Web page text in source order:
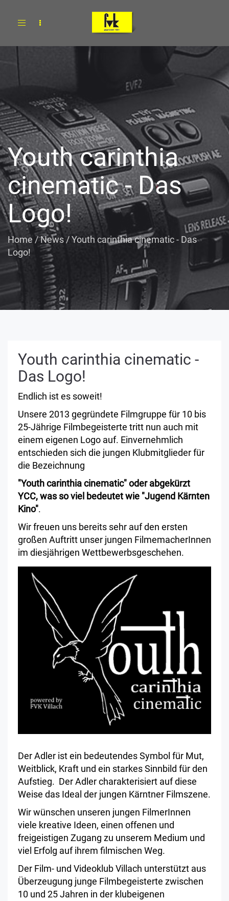
Toggle
Youth carinthia
cinematic - Das
Logo!
Home /News/Youth carinthia cinematic - Das
Logo!
Youth carinthia cinematic -
Das Logo!
Endlich ist es soweit!
Unsere 2013 gegründete Filmgruppe für 10 bis
25-Jährige Filmbegeisterte tritt nun auch mit
einem eigenen Logo auf. Einvernehmlich
entschieden sich die jungen Klubmitglieder für
die Bezeichnung
"Youth carinthia cinematic" oder abgekürzt
YCC, was so viel bedeutet wie "Jugend Kärnten
Kino".
Wir freuen uns bereits sehr auf den ersten
großen Auftritt unser jungen FilmemacherInnen
im diesjährigen Wettbewerbsgeschehen.
Der Adler ist ein bedeutendes Symbol für Mut,
Weitblick, Kraft und ein starkes Sinnbild für den
Aufstieg. Der Adler charakterisiert auf diese
Weise das Ideal der jungen Kärntner Filmszene.
Wir wünschen unseren jungen FilmerInnen
viele kreative Ideen, einen offenen und
freigeistigen Zugang zu unserem Medium und
viel Erfolg auf ihrem filmischen Weg.
Der Film- und Videoklub Villach unterstützt aus
Überzeugung junge Filmbegeisterte zwischen
10 und 25 Jahren in der klubeigenen